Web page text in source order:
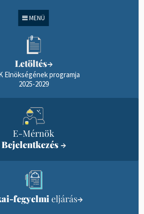
MENÜ
Letöltés→
Elnökségének programja
2025-2029
E-Mérnök
Bejelentkezés →
fegyelmi eljárás→